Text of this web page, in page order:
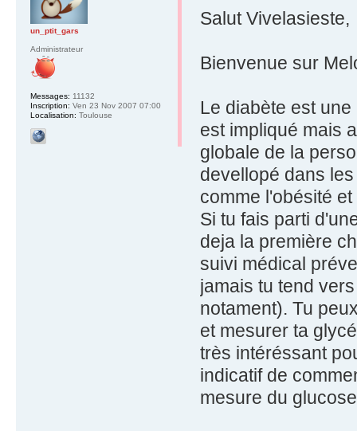
Salut Vivelasieste,
Bienvenue sur
Le diabète est
est impliqué mais
globale de la
devellopé dans
comme l'obésité
Si tu fais parti
deja la première
suivi médical
jamais tu tend
notament). Tu
et mesurer ta
très intéréssant
indicatif de
mesure du
un_ptit_gars
Administrateur
Messages: 11132
Inscription: Ven 23 Nov 2007 07:00
Localisation: Toulouse